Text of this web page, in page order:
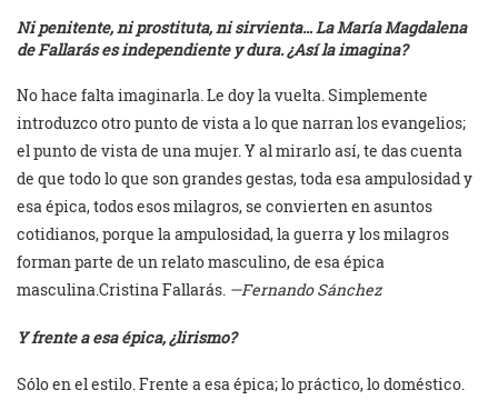
Ni penitente, ni prostituta, ni sirvienta… La María Magdalena
de Fallarás es independiente y dura. ¿Así la imagina?
No hace falta imaginarla. Le doy la vuelta. Simplemente
introduzco otro punto de vista a lo que narran los evangelios;
el punto de vista de una mujer. Y al mirarlo así, te das cuenta
de que todo lo que son grandes gestas, toda esa ampulosidad y
esa épica, todos esos milagros, se convierten en asuntos
cotidianos, porque la ampulosidad, la guerra y los milagros
forman parte de un relato masculino, de esa épica
masculina.Cristina Fallarás. —Fernando Sánchez
Y frente a esa épica, ¿lirismo?
Sólo en el estilo. Frente a esa épica; lo práctico, lo doméstico.